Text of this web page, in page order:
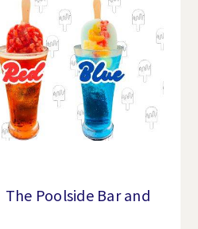
The Poolside Bar and